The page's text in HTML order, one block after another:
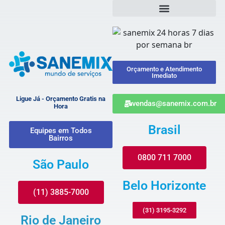
Ligue Já - Orçamento Gratis na
Hora
Equipes em Todos
Bairros
São Paulo
(11) 3885-7000
Rio de Janeiro
Orçamento e Atendimento
Imediato
vendas@sanemix.com.br
Brasil
0800 711 7000
Belo Horizonte
(31) 3195-3292